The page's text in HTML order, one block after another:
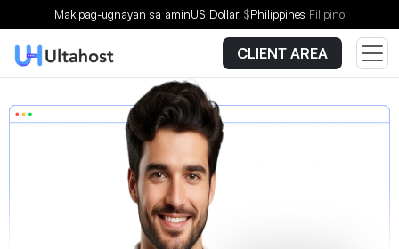
Makipag-ugnayan sa aminUS Dollar $Philippines Filipino
CLIENT AREA